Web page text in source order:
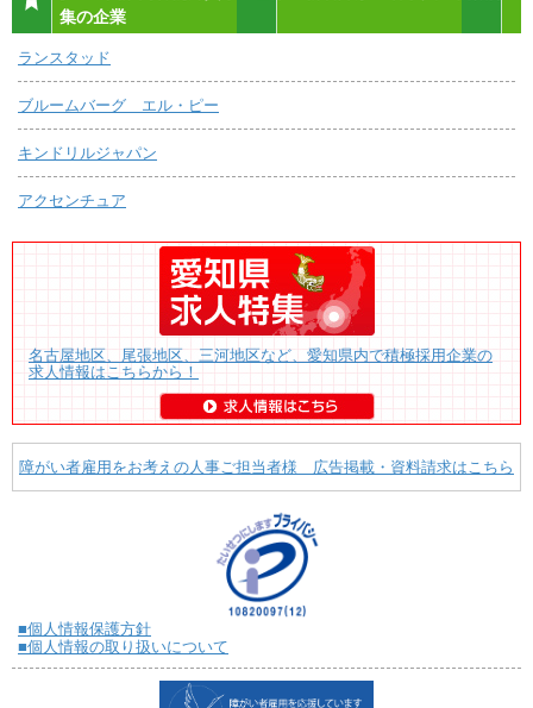
集の企業
ランスタッド
ブルームバーグ エル・ピー
キンドリルジャパン
アクセンチュア
名古屋地区、尾張地区、三河地区など、愛知県内で積極採用企業の
求人情報はこちらから！
障がい者雇用をお考えの人事ご担当者様 広告掲載・資料請求はこちら
■個人情報保護方針
■個人情報の取り扱いについて